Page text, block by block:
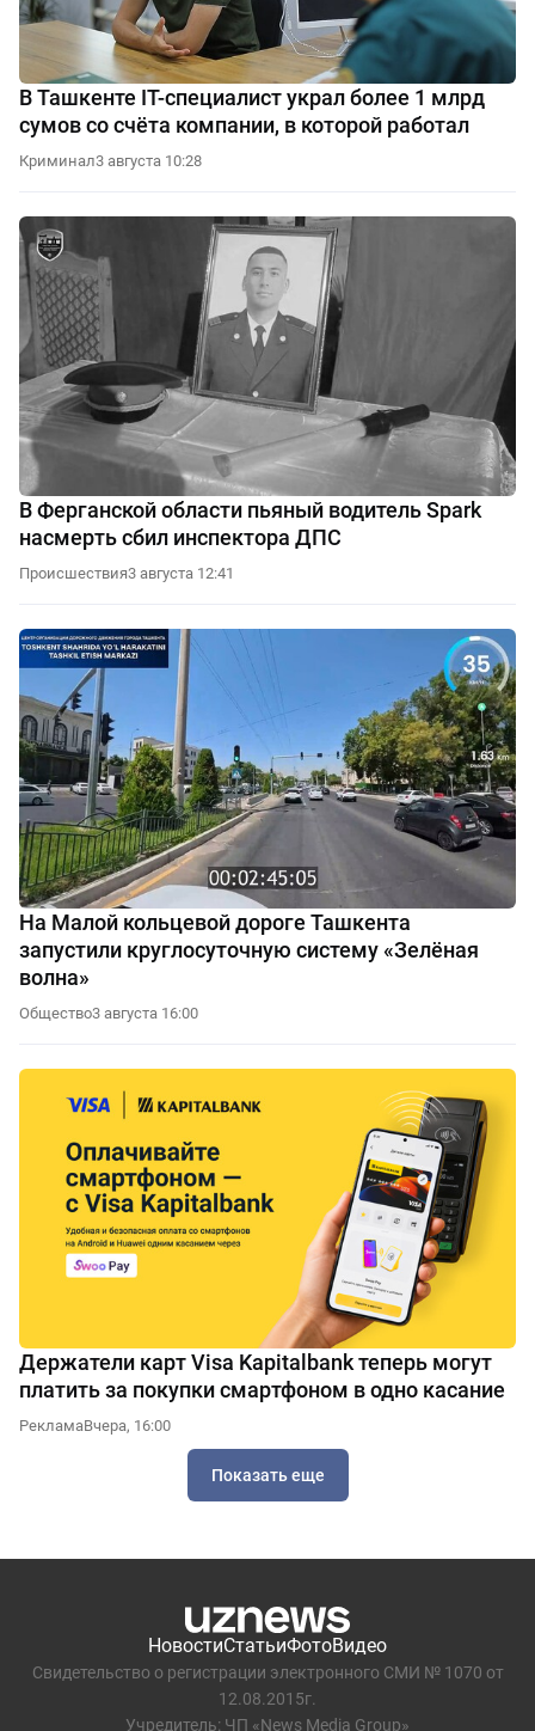
В Ташкенте IT-специалист украл более 1 млрд
сумов со счёта компании, в которой работал
Криминал3 августа 10:28
В Ферганской области пьяный водитель Spark
насмерть сбил инспектора ДПС
Происшествия3 августа 12:41
На Малой кольцевой дороге Ташкента
запустили круглосуточную систему «Зелёная
волна»
Общество3 августа 16:00
Держатели карт Visa Kapitalbank теперь могут
платить за покупки смартфоном в одно касание
РекламаВчера, 16:00
Показать еще
НовостиСтатьиФотоВидео
Свидетельство о регистрации электронного СМИ № 1070 от
12.08.2015г.
Учредитель: ЧП «News Media Group»